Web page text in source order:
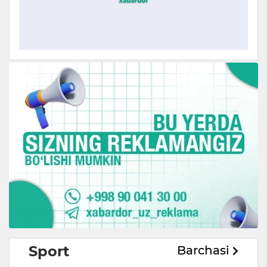
Sport Barchasi